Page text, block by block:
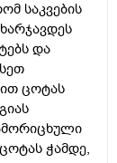
საკვების
და
ცოტას
ჭამდე,